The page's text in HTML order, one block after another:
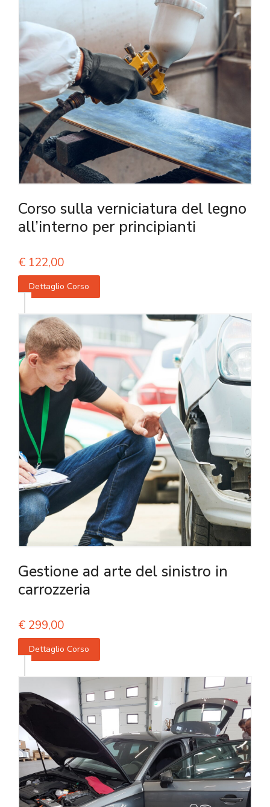
Corso sulla verniciatura del legno
all’interno per principianti
€ 122,00
Dettaglio Corso
Gestione ad arte del sinistro in
carrozzeria
€ 299,00
Dettaglio Corso